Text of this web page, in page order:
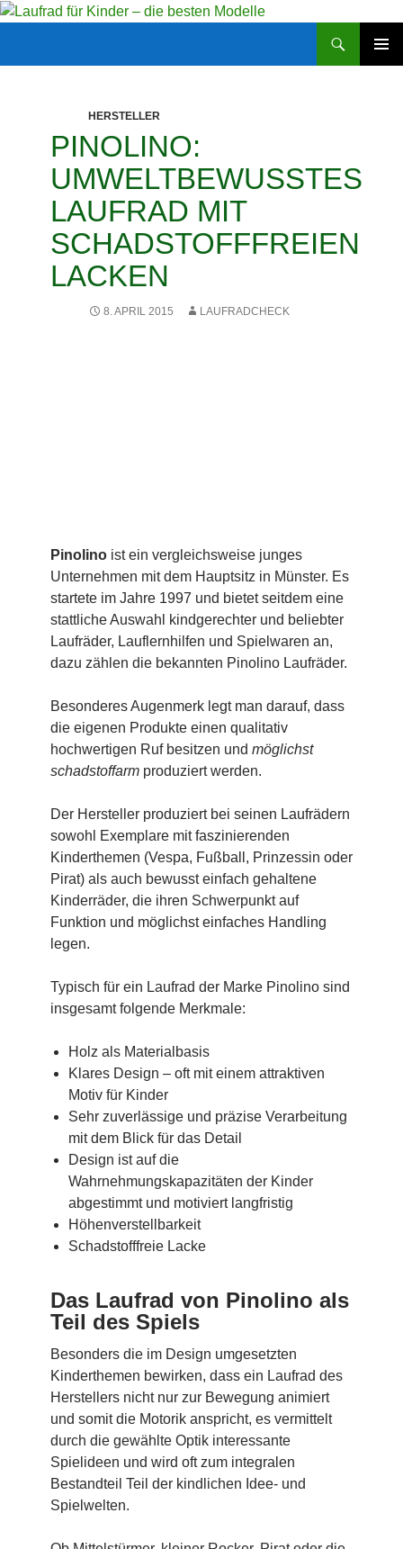
Zum
Laufrad für Kinder – die besten Modelle
HERSTELLER
PINOLINO:
UMWELTBEWUSSTES
LAUFRAD MIT
SCHADSTOFFFREIEN
LACKEN
8. APRIL 2015 LAUFRADCHECK
Pinolino ist ein vergleichsweise junges
Unternehmen mit dem Hauptsitz in Münster. Es
startete im Jahre 1997 und bietet seitdem eine
stattliche Auswahl kindgerechter und beliebter
Laufräder, Lauflernhilfen und Spielwaren an,
dazu zählen die bekannten Pinolino Laufräder.
Besonderes Augenmerk legt man darauf, dass
die eigenen Produkte einen qualitativ
hochwertigen Ruf besitzen und möglichst
schadstoffarm produziert werden.
Der Hersteller produziert bei seinen Laufrädern
sowohl Exemplare mit faszinierenden
Kinderthemen (Vespa, Fußball, Prinzessin oder
Pirat) als auch bewusst einfach gehaltene
Kinderräder, die ihren Schwerpunkt auf
Funktion und möglichst einfaches Handling
legen.
Typisch für ein Laufrad der Marke Pinolino sind
insgesamt folgende Merkmale:
Holz als Materialbasis
Klares Design – oft mit einem attraktiven
Motiv für Kinder
Sehr zuverlässige und präzise Verarbeitung
mit dem Blick für das Detail
Design ist auf die
Wahrnehmungskapazitäten der Kinder
abgestimmt und motiviert langfristig
Höhenverstellbarkeit
Schadstofffreie Lacke
Das Laufrad von Pinolino als
Teil des Spiels
Besonders die im Design umgesetzten
Kinderthemen bewirken, dass ein Laufrad des
Herstellers nicht nur zur Bewegung animiert
und somit die Motorik anspricht, es vermittelt
durch die gewählte Optik interessante
Spielideen und wird oft zum integralen
Bestandteil Teil der kindlichen Idee- und
Spielwelten.